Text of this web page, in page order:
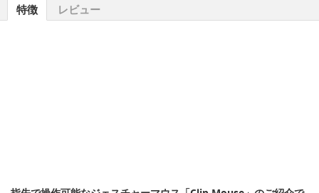
特徴 レビュー